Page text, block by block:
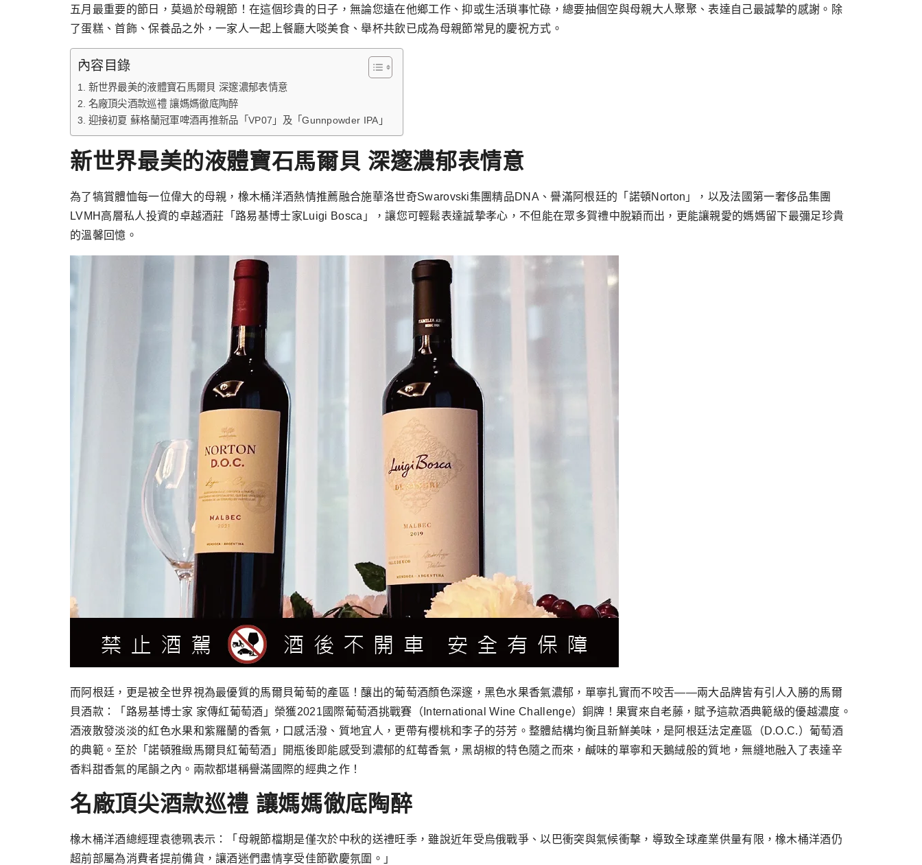
五月最重要的節日，莫過於母親節！在這個珍貴的日子，無論您遠在他鄉工作、抑或生活瑣事忙碌，總要抽個空與母親大人聚聚、表達自己最誠摯的感謝。除
了蛋糕、首飾、保養品之外，一家人一起上餐廳大啖美食、舉杯共飲已成為母親節常見的慶祝方式。
內容目錄
新世界最美的液體寶石馬爾貝 深邃濃郁表情意
名廠頂尖酒款巡禮 讓媽媽徹底陶醉
迎接初夏 蘇格蘭冠軍啤酒再推新品「VP07」及「Gunnpowder IPA」
新世界最美的液體寶石馬爾貝 深邃濃郁表情意
為了犒賞體恤每一位偉大的母親，橡木桶洋酒熱情推薦融合施華洛世奇Swarovski集團精品DNA、譽滿阿根廷的「諾頓Norton」，以及法國第一奢侈品集團
LVMH高層私人投資的卓越酒莊「路易基博士家Luigi Bosca」，讓您可輕鬆表達誠摯孝心，不但能在眾多賀禮中脫穎而出，更能讓親愛的媽媽留下最彌足珍貴
的溫馨回憶。
而阿根廷，更是被全世界視為最優質的馬爾貝葡萄的產區！釀出的葡萄酒顏色深邃，黑色水果香氣濃郁，單寧扎實而不咬舌——兩大品牌皆有引人入勝的馬爾
貝酒款：「路易基博士家 家傳紅葡萄酒」榮獲2021國際葡萄酒挑戰賽（International Wine Challenge）銅牌！果實來自老藤，賦予這款酒典範級的優越濃度。
酒液散發淡淡的紅色水果和紫羅蘭的香氣，口感活潑、質地宜人，更帶有櫻桃和李子的芬芳。整體結構均衡且新鮮美味，是阿根廷法定產區（D.O.C.）葡萄酒
的典範。至於「諾頓雅緻馬爾貝紅葡萄酒」開瓶後即能感受到濃郁的紅莓香氣，黑胡椒的特色隨之而來，鹹味的單寧和天鵝絨般的質地，無縫地融入了表達辛
香料甜香氣的尾韻之內。兩款都堪稱譽滿國際的經典之作！
名廠頂尖酒款巡禮 讓媽媽徹底陶醉
橡木桶洋酒總經理袁德珮表示：「母親節檔期是僅次於中秋的送禮旺季，雖說近年受烏俄戰爭、以巴衝突與氣候衝擊，導致全球產業供量有限，橡木桶洋酒仍
超前部屬為消費者提前備貨，讓酒迷們盡情享受佳節歡慶氛圍。」